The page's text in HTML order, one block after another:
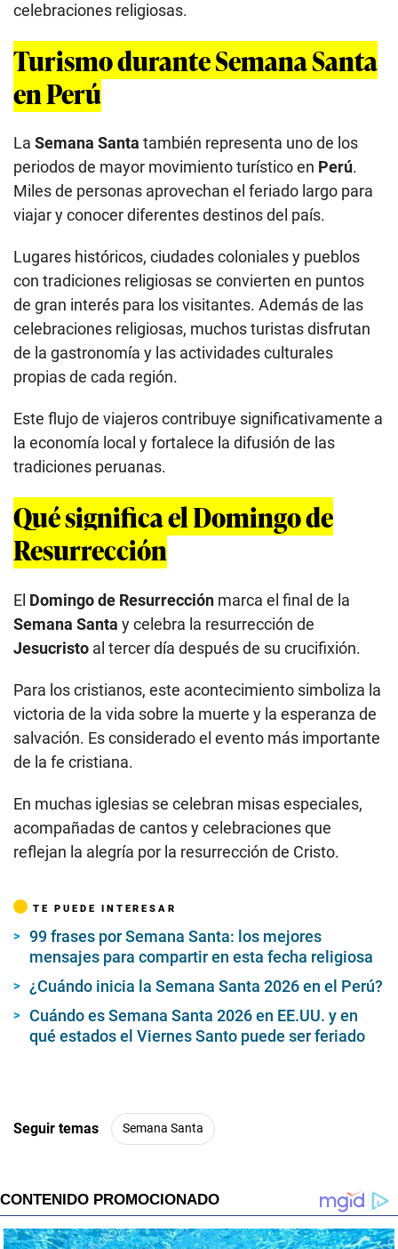
celebraciones religiosas.
Turismo durante Semana Santa
en Perú
La Semana Santa también representa uno de los
periodos de mayor movimiento turístico en Perú.
Miles de personas aprovechan el feriado largo para
viajar y conocer diferentes destinos del país.
Lugares históricos, ciudades coloniales y pueblos
con tradiciones religiosas se convierten en puntos
de gran interés para los visitantes. Además de las
celebraciones religiosas, muchos turistas disfrutan
de la gastronomía y las actividades culturales
propias de cada región.
Este flujo de viajeros contribuye significativamente a
la economía local y fortalece la difusión de las
tradiciones peruanas.
Qué significa el Domingo de
Resurrección
El Domingo de Resurrección marca el final de la
Semana Santa y celebra la resurrección de
Jesucristo al tercer día después de su crucifixión.
Para los cristianos, este acontecimiento simboliza la
victoria de la vida sobre la muerte y la esperanza de
salvación. Es considerado el evento más importante
de la fe cristiana.
En muchas iglesias se celebran misas especiales,
acompañadas de cantos y celebraciones que
reflejan la alegría por la resurrección de Cristo.
TE PUEDE INTERESAR
99 frases por Semana Santa: los mejores
mensajes para compartir en esta fecha religiosa
¿Cuándo inicia la Semana Santa 2026 en el Perú?
Cuándo es Semana Santa 2026 en EE.UU. y en
qué estados el Viernes Santo puede ser feriado
Seguir temas Semana Santa